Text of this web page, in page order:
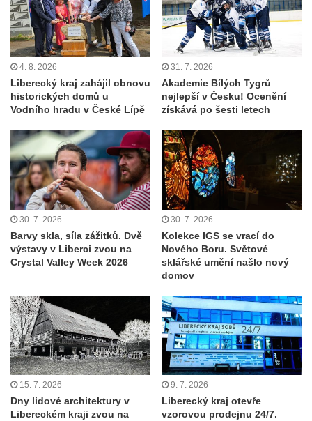
4. 8. 2026
Liberecký kraj zahájil obnovu
historických domů u
Vodního hradu v České Lípě
31. 7. 2026
Akademie Bílých Tygrů
nejlepší v Česku! Ocenění
získává po šesti letech
30. 7. 2026
Barvy skla, síla zážitků. Dvě
výstavy v Liberci zvou na
Crystal Valley Week 2026
30. 7. 2026
Kolekce IGS se vrací do
Nového Boru. Světové
sklářské umění našlo nový
domov
15. 7. 2026
Dny lidové architektury v
Libereckém kraji zvou na
9. 7. 2026
Liberecký kraj otevře
vzorovou prodejnu 24/7.